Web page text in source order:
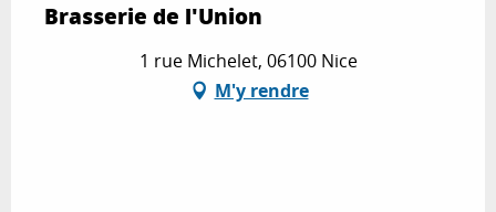
Brasserie de l'Union
1 rue Michelet, 06100 Nice
M'y rendre